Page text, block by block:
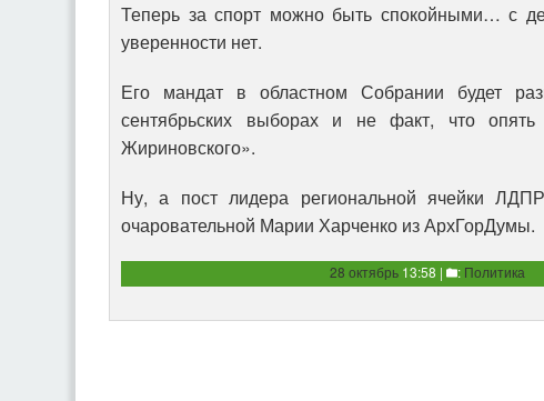
Теперь за спорт можно быть спокойными… с
уверенности нет.
Его мандат в областном Собрании будет
сентябрьских выборах и не факт, что опять
Жириновского».
Ну, а пост лидера региональной ячейки
очаровательной Марии Харченко из АрхГорДумы.
28 октябрь 13:58 | : Политика